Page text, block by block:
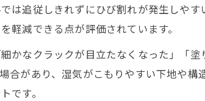
外壁塗装で柔軟性が役立つ実例
弾性塗料の種類と使い分けのコツ
外壁塗装の柔軟性と耐久性の関
弾性塗料のメリットとデメリッ
は追従しきれずにひび割れが発生しや
軽減できる点が評価されています。
かなクラックが目立たなくなった」「
合があり、湿気がこもりやすい下地や
です。